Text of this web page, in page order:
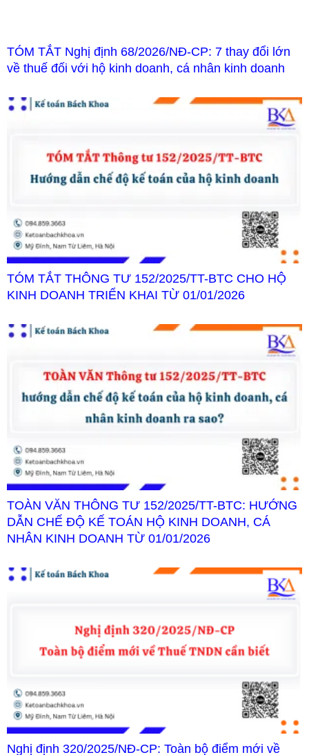
TÓM TẮT Nghị định 68/2026/NĐ-CP: 7 thay đổi lớn
về thuế đối với hộ kinh doanh, cá nhân kinh doanh
TÓM TẮT THÔNG TƯ 152/2025/TT-BTC CHO HỘ
KINH DOANH TRIỂN KHAI TỪ 01/01/2026
TOÀN VĂN THÔNG TƯ 152/2025/TT-BTC: HƯỚNG
DẪN CHẾ ĐỘ KẾ TOÁN HỘ KINH DOANH, CÁ
NHÂN KINH DOANH TỪ 01/01/2026
Nghị định 320/2025/NĐ-CP: Toàn bộ điểm mới về